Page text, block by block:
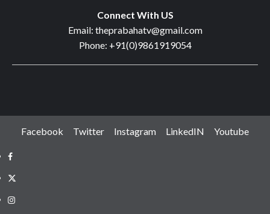
Connect With US
Email: theprabahatv@gmail.com
Phone: +91(0)9861919054
Facebook Twitter Instagram LinkedIN Youtube
Facebook
Twitter
Instagram